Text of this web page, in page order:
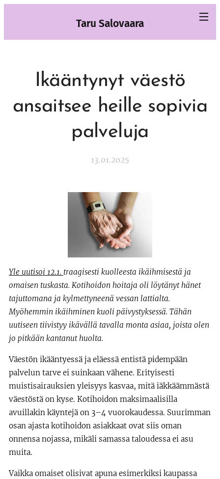
Taru Salovaara
Ikääntynyt väestö
ansaitsee heille sopivia
palveluja
13.01.2025
Yle uutisoi 12.1. traagisesti kuolleesta ikäihmisestä ja
omaisen tuskasta. Kotihoidon hoitaja oli löytänyt hänet
tajuttomana ja kylmettyneenä vessan lattialta.
Myöhemmin ikäihminen kuoli päivystyksessä. Tähän
uutiseen tiivistyy ikävällä tavalla monta asiaa, joista olen
jo pitkään kantanut huolta.
Väestön ikääntyessä ja eläessä entistä pidempään
palvelun tarve ei suinkaan vähene. Erityisesti
muistisairauksien yleisyys kasvaa, mitä iäkkäämmästä
väestöstä on kyse. Kotihoidon maksimaalisilla
avuillakin käyntejä on 3–4 vuorokaudessa. Suurimman
osan ajasta kotihoidon asiakkaat ovat siis oman
onnensa nojassa, mikäli samassa taloudessa ei asu
muita.
Vaikka omaiset olisivat apuna esimerkiksi kaupassa